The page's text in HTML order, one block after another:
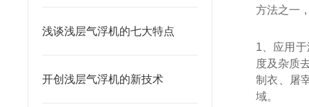
浅谈浅层气浮机的七大特点
开创浅层气浮机的新技术
方法之一
1、应用
度及杂质
制衣、屠
域。